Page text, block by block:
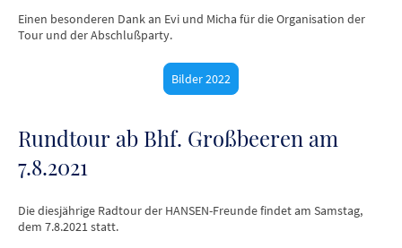
Einen besonderen Dank an Evi und Micha für die Organisation der
Tour und der Abschlußparty.
Bilder 2022
Rundtour ab Bhf. Großbeeren am
7.8.2021
Die diesjährige Radtour der HANSEN-Freunde findet am Samstag,
dem 7.8.2021 statt.